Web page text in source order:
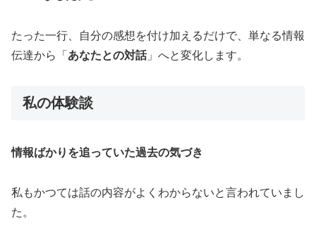
たった一行、自分の感想を付け加えるだけで、単なる情報
伝達から「 あなたとの対話」へと変化します。
私の体験談
情報ばかりを追っていた過去の気づき
私もかつては話の内容がよくわからないと言われていまし
た。